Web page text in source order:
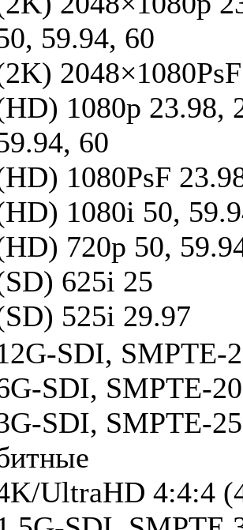
59.94, 60
1080p 23.98,
60
1080PsF
1080i 50,
720p 50,
625i 25
525i 29.97
SDI, SMPTE-
SDI, SMPTE-
SDI, SMPTE-
UltraHD 4:4:4